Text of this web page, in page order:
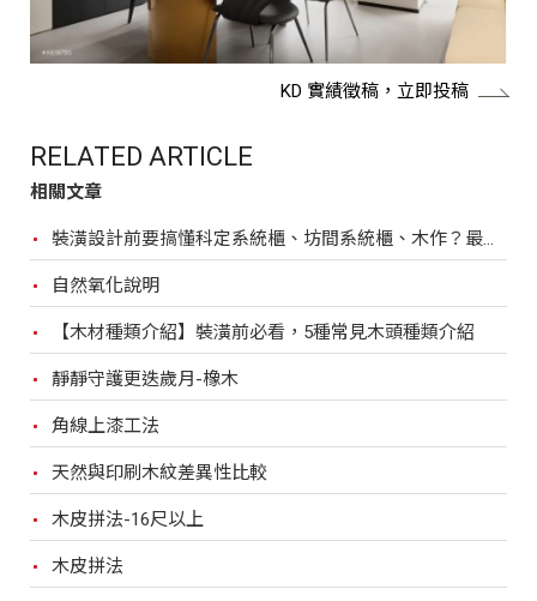
KD 實績徵稿，立即投稿
RELATED ARTICLE
相關文章
裝潢設計前要搞懂科定系統櫃、坊間系統櫃、木作？最完整比較，裝潢設計前必看！
自然氧化說明
【木材種類介紹】裝潢前必看，5種常見木頭種類介紹
靜靜守護更迭歲月-橡木
角線上漆工法
天然與印刷木紋差異性比較
木皮拼法-16尺以上
木皮拼法